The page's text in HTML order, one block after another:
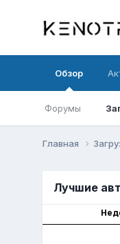
Обзор
Форумы
Главная
Лучшие